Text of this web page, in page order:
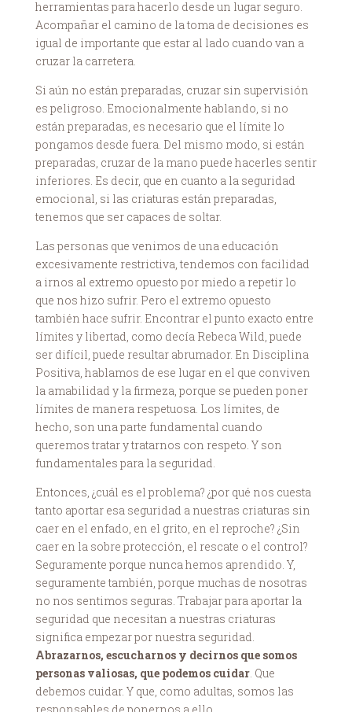
herramientas para hacerlo desde un lugar seguro.
Acompañar el camino de la toma de decisiones es
igual de importante que estar al lado cuando van a
cruzar la carretera.
Si aún no están preparadas, cruzar sin supervisión
es peligroso. Emocionalmente hablando, si no
están preparadas, es necesario que el límite lo
pongamos desde fuera. Del mismo modo, si están
preparadas, cruzar de la mano puede hacerles sentir
inferiores. Es decir, que en cuanto a la seguridad
emocional, si las criaturas están preparadas,
tenemos que ser capaces de soltar.
Las personas que venimos de una educación
excesivamente restrictiva, tendemos con facilidad
a irnos al extremo opuesto por miedo a repetir lo
que nos hizo sufrir. Pero el extremo opuesto
también hace sufrir. Encontrar el punto exacto entre
límites y libertad, como decía Rebeca Wild, puede
ser difícil, puede resultar abrumador. En Disciplina
Positiva, hablamos de ese lugar en el que conviven
la amabilidad y la firmeza, porque se pueden poner
límites de manera respetuosa. Los límites, de
hecho, son una parte fundamental cuando
queremos tratar y tratarnos con respeto. Y son
fundamentales para la seguridad.
Entonces, ¿cuál es el problema? ¿por qué nos cuesta
tanto aportar esa seguridad a nuestras criaturas sin
caer en el enfado, en el grito, en el reproche? ¿Sin
caer en la sobre protección, el rescate o el control?
Seguramente porque nunca hemos aprendido. Y,
seguramente también, porque muchas de nosotras
no nos sentimos seguras. Trabajar para aportar la
seguridad que necesitan a nuestras criaturas
significa empezar por nuestra seguridad.
Abrazarnos, escucharnos y decirnos que somos
personas valiosas, que podemos cuidar. Que
debemos cuidar. Y que, como adultas, somos las
responsables de ponernos a ello.